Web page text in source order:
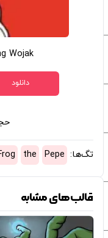
Wojak
دانلود
حجم:
تگ‌ها: Pepe
the
قالب‌های مشابه